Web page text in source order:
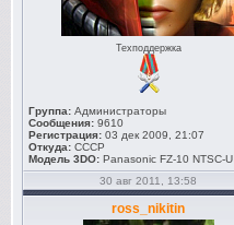
Техподдержка
Группа: Администраторы
Сообщения: 9610
Регистрация: 03 дек 2009, 21:07
Откуда: СССР
Модель 3DO: Panasonic FZ-10 NTSC-U
30 авг 2011, 13:58
ross_nikitin